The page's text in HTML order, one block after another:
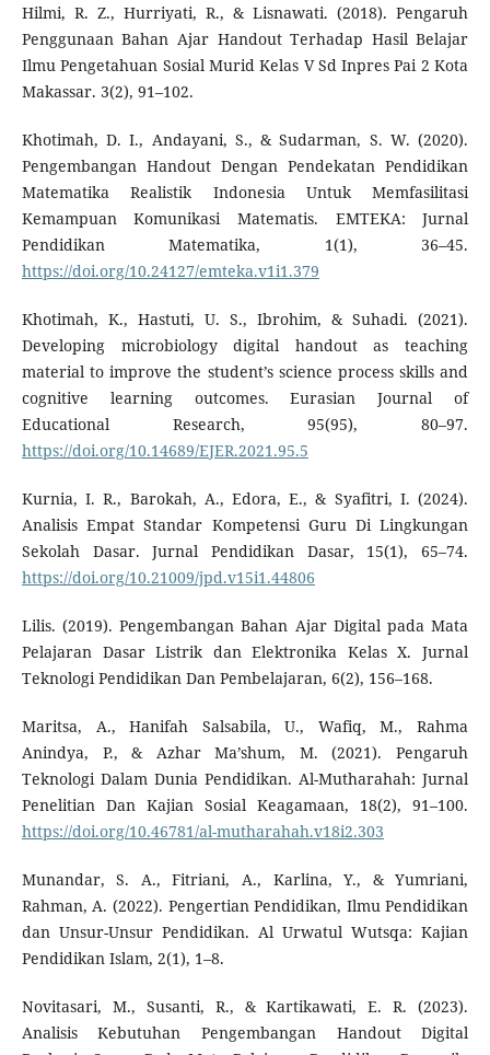
Hilmi, R. Z., Hurriyati, R., & Lisnawati. (2018). Pengaruh
Penggunaan Bahan Ajar Handout Terhadap Hasil Belajar
Ilmu Pengetahuan Sosial Murid Kelas V Sd Inpres Pai 2 Kota
Makassar. 3(2), 91–102.
Khotimah, D. I., Andayani, S., & Sudarman, S. W. (2020).
Pengembangan Handout Dengan Pendekatan Pendidikan
Matematika Realistik Indonesia Untuk Memfasilitasi
Kemampuan Komunikasi Matematis. EMTEKA: Jurnal
Pendidikan Matematika, 1(1), 36–45.
https://doi.org/10.24127/emteka.v1i1.379
Khotimah, K., Hastuti, U. S., Ibrohim, & Suhadi. (2021).
Developing microbiology digital handout as teaching
material to improve the student’s science process skills and
cognitive learning outcomes. Eurasian Journal of
Educational Research, 95(95), 80–97.
https://doi.org/10.14689/EJER.2021.95.5
Kurnia, I. R., Barokah, A., Edora, E., & Syafitri, I. (2024).
Analisis Empat Standar Kompetensi Guru Di Lingkungan
Sekolah Dasar. Jurnal Pendidikan Dasar, 15(1), 65–74.
https://doi.org/10.21009/jpd.v15i1.44806
Lilis. (2019). Pengembangan Bahan Ajar Digital pada Mata
Pelajaran Dasar Listrik dan Elektronika Kelas X. Jurnal
Teknologi Pendidikan Dan Pembelajaran, 6(2), 156–168.
Maritsa, A., Hanifah Salsabila, U., Wafiq, M., Rahma
Anindya, P., & Azhar Ma’shum, M. (2021). Pengaruh
Teknologi Dalam Dunia Pendidikan. Al-Mutharahah: Jurnal
Penelitian Dan Kajian Sosial Keagamaan, 18(2), 91–100.
https://doi.org/10.46781/al-mutharahah.v18i2.303
Munandar, S. A., Fitriani, A., Karlina, Y., & Yumriani,
Rahman, A. (2022). Pengertian Pendidikan, Ilmu Pendidikan
dan Unsur-Unsur Pendidikan. Al Urwatul Wutsqa: Kajian
Pendidikan Islam, 2(1), 1–8.
Novitasari, M., Susanti, R., & Kartikawati, E. R. (2023).
Analisis Kebutuhan Pengembangan Handout Digital